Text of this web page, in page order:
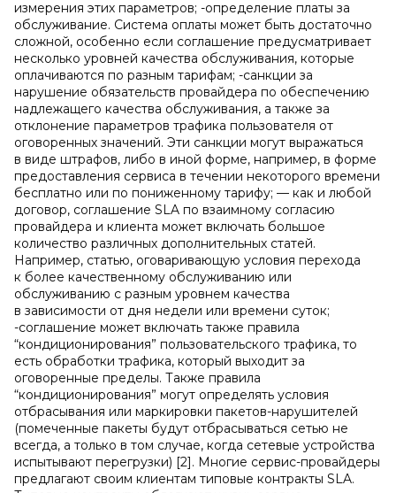
измерения этих параметров; -определение платы за
обслуживание. Система оплаты может быть достаточно
сложной, особенно если соглашение предусматривает
несколько уровней качества обслуживания, которые
оплачиваются по разным тарифам; -санкции за
нарушение обязательств провайдера по обеспечению
надлежащего качества обслуживания, а также за
отклонение параметров трафика пользователя от
оговоренных значений. Эти санкции могут выражаться
в виде штрафов, либо в иной форме, например, в форме
предоставления сервиса в течении некоторого времени
бесплатно или по пониженному тарифу; — как и любой
договор, соглашение SLA по взаимному согласию
провайдера и клиента может включать большое
количество различных дополнительных статей.
Например, статью, оговаривающую условия перехода
к более качественному обслуживанию или
обслуживанию с разным уровнем качества
в зависимости от дня недели или времени суток;
-соглашение может включать также правила
“кондиционирования” пользовательского трафика, то
есть обработки трафика, который выходит за
оговоренные пределы. Также правила
“кондиционирования” могут определять условия
отбрасывания или маркировки пакетов-нарушителей
(помеченные пакеты будут отбрасываться сетью не
всегда, а только в том случае, когда сетевые устройства
испытывают перегрузки) [2]. Многие сервис-провайдеры
предлагают своим клиентам типовые контракты SLA.